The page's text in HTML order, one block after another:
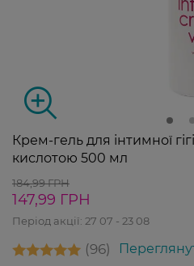
Крем-гель для інтимної
кислотою 500 мл
184,99 ГРН
147,99 ГРН
Період акції: 27 07 - 23 08
96